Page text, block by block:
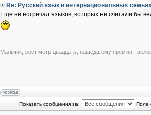
Re: Русский язык в интернациональных
Еще не встречал языков, которых не считали бы
Мальчик, рост метр двадцать, нашедшему премия -
Показать сообщения за: Поле